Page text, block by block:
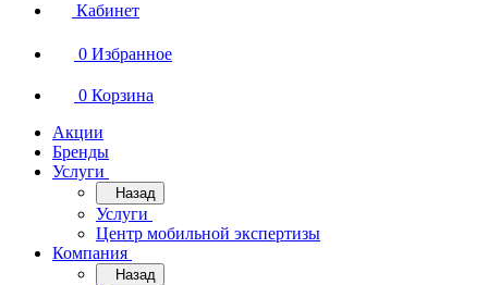
Кабинет
0 Избранное
0 Корзина
Акции
Бренды
Услуги
Назад
Услуги
Центр мобильной экспертизы
Компания
Назад